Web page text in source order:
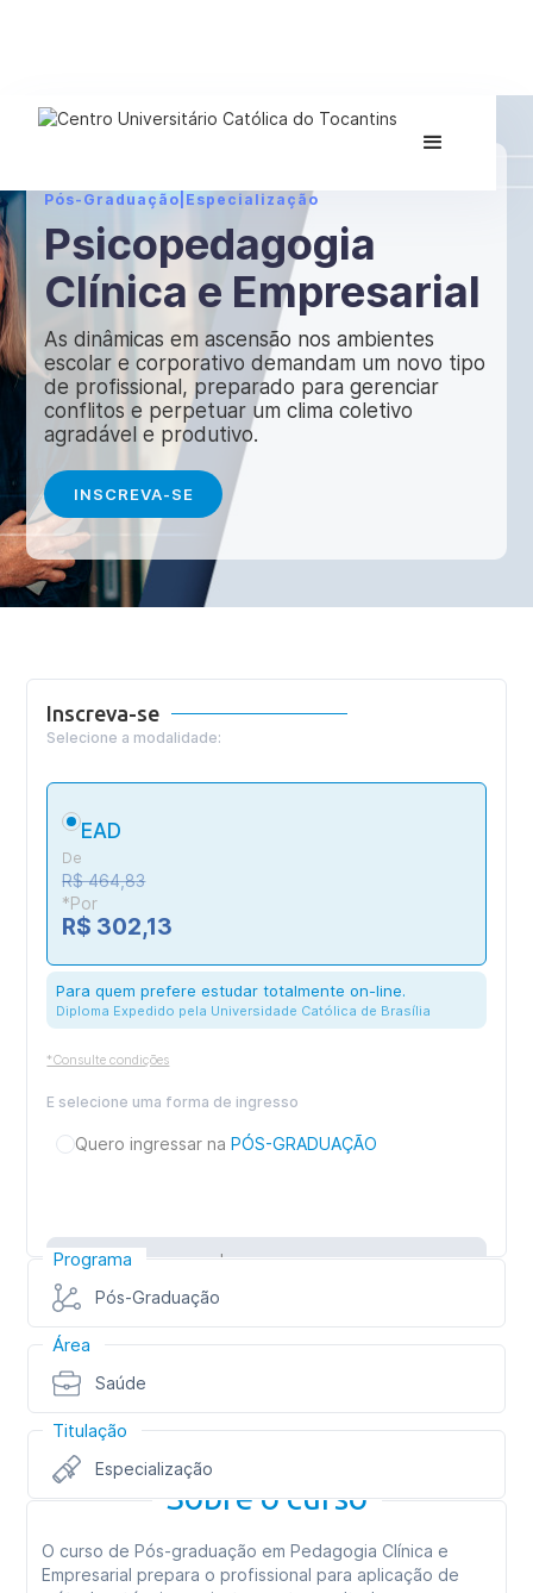
Pós-Graduação Especialização
Psicopedagogia
Clínica e Empresarial
As dinâmicas em ascensão nos ambientes
escolar e corporativo demandam um novo tipo
de profissional, preparado para gerenciar
conflitos e perpetuar um clima coletivo
agradável e produtivo.
INSCREVA-SE
Programa
Pós-Graduação
Área
Saúde
Titulação
Especialização
Sobre o curso
O curso de Pós-graduação em Pedagogia Clínica e
Empresarial prepara o profissional para aplicação de
Inscreva-se
Selecione a modalidade:
EAD
De
R$ 464,83
*Por
R$ 302,13
Para quem prefere estudar totalmente on-line.
Diploma Expedido pela Universidade Católica de Brasília
*Consulte condições
E selecione uma forma de ingresso
Quero ingressar naPÓS-GRADUAÇÃO
Inscreva-se